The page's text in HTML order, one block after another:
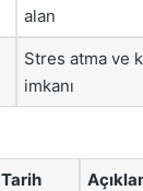
alan
Stres atma ve
imkanı
Tarih